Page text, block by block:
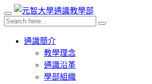
通識簡介
教學理念
通識沿革
學部組織